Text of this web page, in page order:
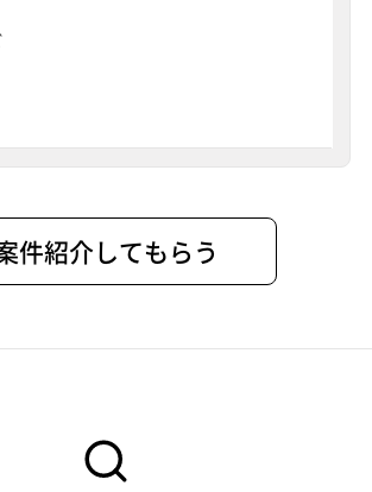
件紹介してもらう